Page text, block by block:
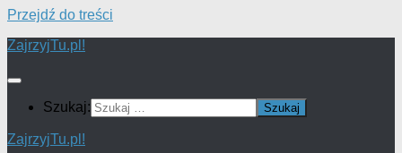
Przejdź do treści
ZajrzyjTu.pl!
Szukaj:
ZajrzyjTu.pl!